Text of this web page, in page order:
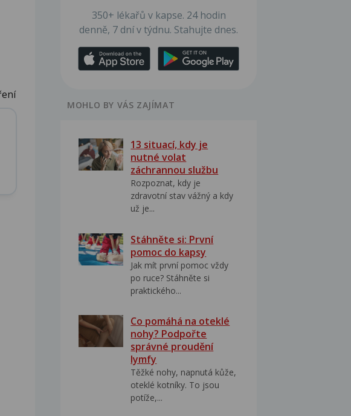
350+ lékařů v kapse. 24 hodin
denně, 7 dní v týdnu. Stahujte dnes.
MOHLO BY VÁS ZAJÍMAT
13 situací, kdy je
nutné volat
záchrannou službu
Rozpoznat, kdy je
zdravotní stav vážný a kdy
už je...
Stáhněte si: První
pomoc do kapsy
Jak mít první pomoc vždy
po ruce? Stáhněte si
praktického...
Co pomáhá na oteklé
nohy? Podpořte
správné proudění
lymfy
Těžké nohy, napnutá kůže,
oteklé kotníky. To jsou
potíže,...